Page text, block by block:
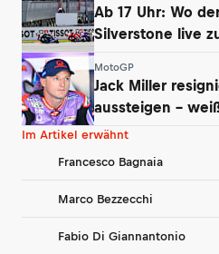
Ab 17 Uhr: Wo
Silverstone live
MotoGP
Jack Miller
aussteigen –
kommt»
Im Artikel erwähnt
Francesco Bagnaia
Marco Bezzecchi
Fabio Di Giannantonio